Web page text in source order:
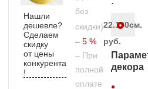
Нашли
дешевле?
Сделаем
скидку
от цены
конкурента
!
без
скидки)
– 5 %
– При
полной
оплате
22.100
руб.
см.
декора